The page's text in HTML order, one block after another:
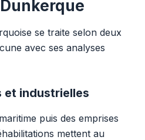
se traite selon deux
avec ses analyses
et industrielles
puis des emprises
mettent au